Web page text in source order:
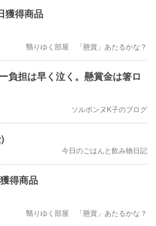
獲得商品
翳りゆく部屋 「懸賞」あたるかな？
負担は早く泣く。懸賞金は箸ロ
ソルボンヌK子のブログ
今日のごはんと飲み物日記
得商品
翳りゆく部屋 「懸賞」あたるかな？